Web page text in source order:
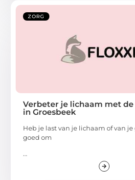
ZORG
Verbeter je lichaam met
in Groesbeek
Heb je last van je lichaam of van je
goed om
...